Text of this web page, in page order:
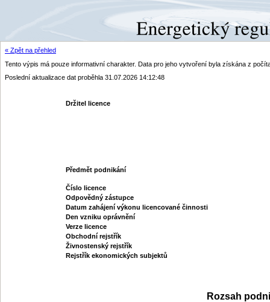
« Zpět na přehled
Tento výpis má pouze informativní charakter. Data pro jeho vytvoření byla získána z
Poslední aktualizace dat proběhla 31.07.2026 14:12:48
Držitel licence
Předmět podnikání
Číslo licence
Odpovědný zástupce
Datum zahájení výkonu licencované činnosti
Den vzniku oprávnění
Verze licence
Obchodní rejstřík
Živnostenský rejstřík
Rejstřík ekonomických subjektů
Rozsah